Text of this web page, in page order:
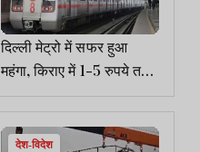
दिल्ली मेट्रो में सफर हुआ
महंगा, किराए में 1-5 रुपये तक
की बढ़ोतरी, AAP हमलावर
देश-विदेश